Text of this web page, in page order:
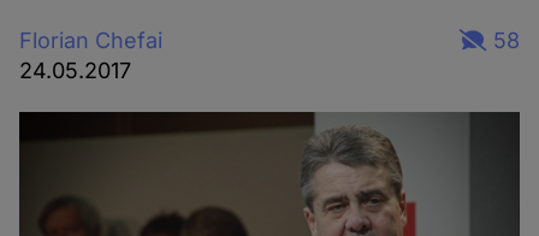
Florian Chefai
24.05.2017
58